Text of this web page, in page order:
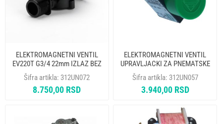
ELEKTROMAGNETNI VENTIL
EV220T G3/4 22mm IZLAZ BEZ
SPULNE DANFOSS
Šifra artikla: 312UN072
8.750,00 RSD
ELEKTROMAGNETNI VENTIL
UPRAVLJACKI ZA PNEMATSKE
VENTILE 3/2 NC M5 G1/8"
MEMBRANA FKM ODE
Šifra artikla: 312UN057
3.940,00 RSD